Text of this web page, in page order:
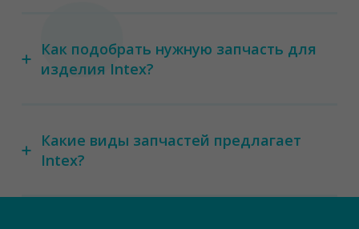
Как подобрать нужную запчасть для
изделия Intex?
Какие виды запчастей предлагает
Intex?